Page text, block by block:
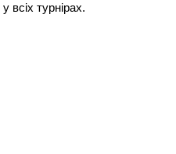
всіх турнірах.